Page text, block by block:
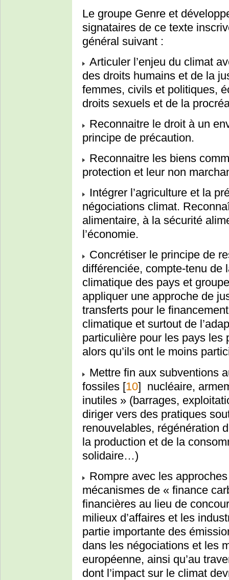
Le groupe Genre et
signataires de ce texte
général suivant :
Articuler l’enjeu du climat
des droits humains et de la
femmes, civils et politiques,
droits sexuels et de la
Reconnaitre le droit à un
principe de précaution.
Reconnaitre les biens
protection et leur non
Intégrer l’agriculture et la
négociations climat.
alimentaire, à la sécurité
l’économie.
Concrétiser le principe de
différenciée, compte-tenu de
climatique des pays et
appliquer une approche de
transferts pour le
climatique et surtout de
particulière pour les pays les
alors qu’ils ont le moins
Mettre fin aux subventions
fossiles [10] nucléaire,
inutiles » (barrages,
diriger vers des pratiques
renouvelables, régénération
la production et de la
solidaire…)
Rompre avec les
mécanismes de « finance
financières au lieu de
milieux d’affaires et les
partie importante des
dans les négociations et les
européenne, ainsi qu’au
dont l’impact sur le climat